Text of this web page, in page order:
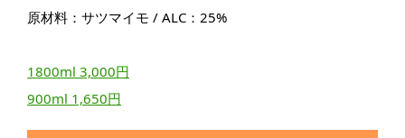
原材料：サツマイモ / ALC：25%
1800ml 3,000円
900ml 1,650円